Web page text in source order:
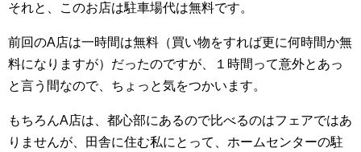
それと、このお店は駐車場代は無料です。
前回のA店は一時間は無料（買い物をすれば更に何時間か無
料になりますが）だったのですが、１時間って意外とあっ
と言う間なので、ちょっと気をつかいます。
もちろんA店は、都心部にあるので比べるのはフェアではあ
りませんが、田舎に住む私にとって、ホームセンターの駐